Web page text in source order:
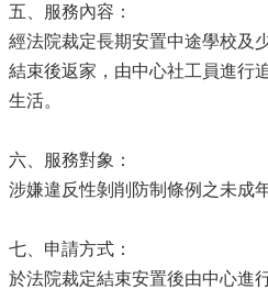
五、服務內容：
經法院裁定長期安置中途學校及
結束後返家，由中心社工員進行
生活。
六、服務對象：
涉嫌違反性剝削防制條例之未成
七、申請方式：
於法院裁定結束安置後由中心進